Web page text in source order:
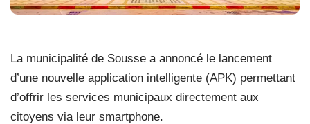
La municipalité de Sousse a annoncé le lancement
d’une nouvelle application intelligente (APK) permettant
d’offrir les services municipaux directement aux
citoyens via leur smartphone.